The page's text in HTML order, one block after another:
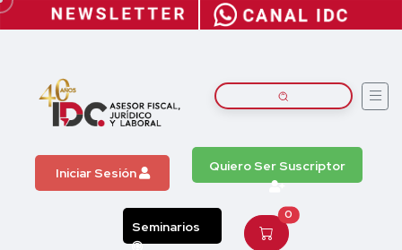
Iniciar Sesión Quiero Ser Suscriptor
Seminarios
0